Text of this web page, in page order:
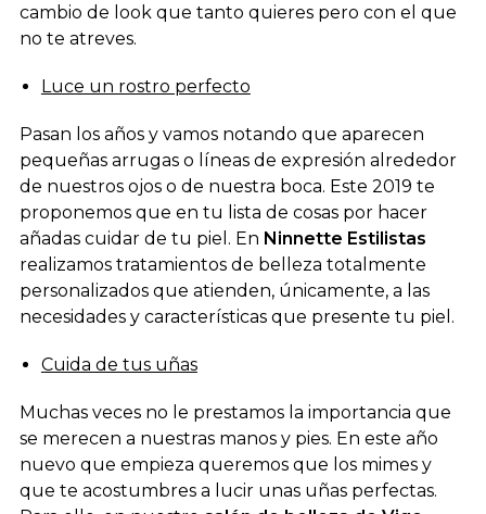
cambio de look que tanto quieres pero con el que
no te atreves.
Luce un rostro perfecto
Pasan los años y vamos notando que aparecen
pequeñas arrugas o líneas de expresión alrededor
de nuestros ojos o de nuestra boca. Este 2019 te
proponemos que en tu lista de cosas por hacer
añadas cuidar de tu piel. En Ninnette Estilistas
realizamos tratamientos de belleza totalmente
personalizados que atienden, únicamente, a las
necesidades y características que presente tu piel.
Cuida de tus uñas
Muchas veces no le prestamos la importancia que
se merecen a nuestras manos y pies. En este año
nuevo que empieza queremos que los mimes y
que te acostumbres a lucir unas uñas perfectas.